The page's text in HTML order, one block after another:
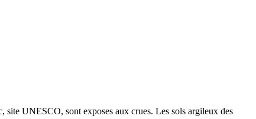
UNESCO, sont exposes aux crues. Les sols argileux des